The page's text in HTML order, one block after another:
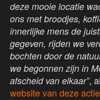
deze mooie locatie
ons met broodjes,
innerlijke mens de
gegeven, rijden we
bochten door de
we begonnen zijn in
afscheid van elkaar”,
website van deze actie